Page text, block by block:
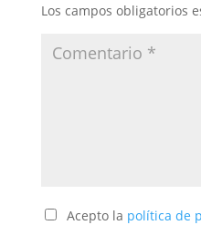
Los campos obligatorios
Acepto la política de